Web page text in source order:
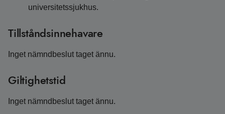
universitetssjukhus.
Tillståndsinnehavare
Inget nämndbeslut taget ännu.
Giltighetstid
Inget nämndbeslut taget ännu.